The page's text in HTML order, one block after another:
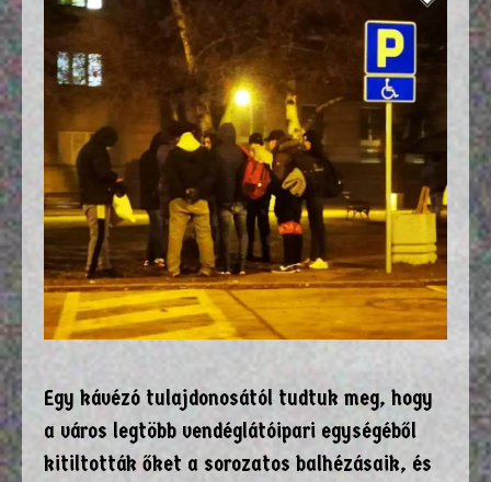
Egy kávézó tulajdonosától tudtuk meg, hogy
a város legtöbb vendéglátóipari egységéből
kitiltották őket a sorozatos balhézásaik, és